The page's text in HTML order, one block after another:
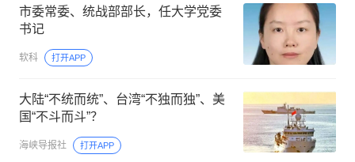
市委常委、统战部部长，任大学党委
书记
软科 打开APP
大陆“不统而统”、台湾“不独而独”、美
国“不斗而斗”？
海峡导报社 打开APP